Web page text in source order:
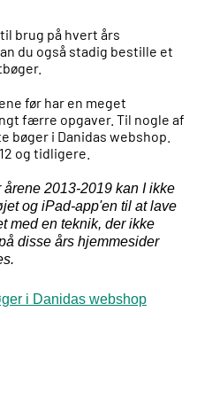
brug på hvert års
du også stadig bestille et
før har en meget
færre opgaver. Til nogle af
bøger i Danidas webshop.
og tidligere.
2013-2019 kan I ikke
og iPad-app'en til at lave
med en teknik, der ikke
disse års hjemmesider
i Danidas webshop